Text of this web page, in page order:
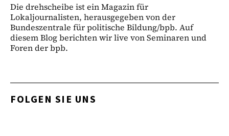
Die drehscheibe ist ein Magazin für
Lokaljournalisten, herausgegeben von der
Bundeszentrale für politische Bildung/bpb. Auf
diesem Blog berichten wir live von Seminaren und
Foren der bpb.
FOLGEN SIE UNS